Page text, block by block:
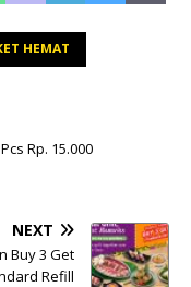
HEMAT
Rp. 15.000
NEXT
Buy 3 Get
Refill